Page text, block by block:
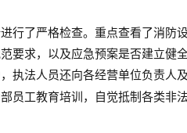
行了严格检查。重点查看了消防
要求，以及应急预案是否建立健
执法人员还向各经营单位负责人
员工教育培训，自觉抵制各类非